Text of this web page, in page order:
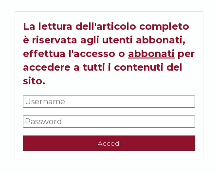
La lettura dell'articolo completo
è riservata agli utenti abbonati,
effettua l'accesso o abbonati per
accedere a tutti i contenuti del
sito.
Accedi